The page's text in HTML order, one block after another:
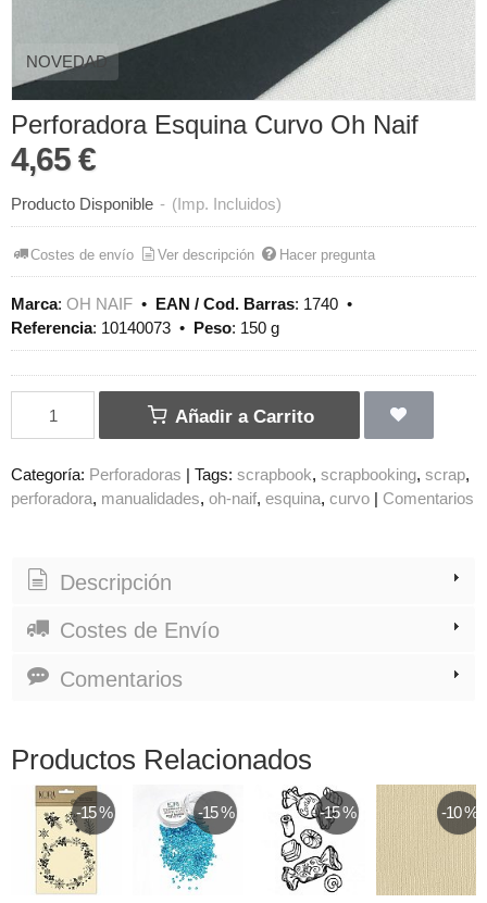
NOVEDAD
Perforadora Esquina Curvo Oh Naif
4,65 €
Producto Disponible - (Imp. Incluidos)
Costes de envío Ver descripción Hacer pregunta
Marca: OH NAIF • EAN / Cod. Barras: 1740 •
Referencia: 10140073 • Peso: 150 g
Añadir a Carrito
Categoría: Perforadoras Tags: scrapbook scrapbooking scrap
perforadora manualidades oh-naif esquina curvo Comentarios
Descripción
Costes de Envío
Comentarios
Productos Relacionados
-15 % -15 % -15 % -10 %